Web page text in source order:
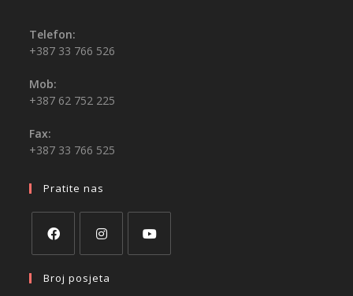
Telefon:
+387 33 766 526
Mob:
+387 62 752 225
Fax:
+387 33 766 525
Pratite nas
Broj posjeta